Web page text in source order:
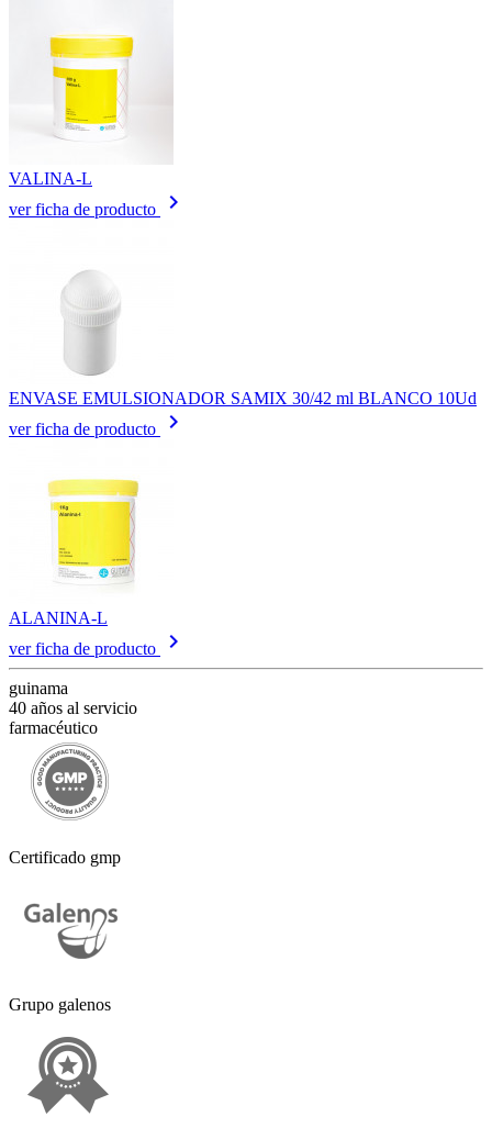
VALINA-L
ver ficha de producto
keyboard_arrow_right
ENVASE EMULSIONADOR SAMIX 30/42 ml BLANCO 10Ud
ver ficha de producto
keyboard_arrow_right
ALANINA-L
ver ficha de producto
keyboard_arrow_right
guinama
40 años al servicio
farmacéutico
Certificado gmp
Grupo galenos